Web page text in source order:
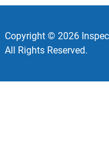
Copyright © 2026
All Rights Reserved.